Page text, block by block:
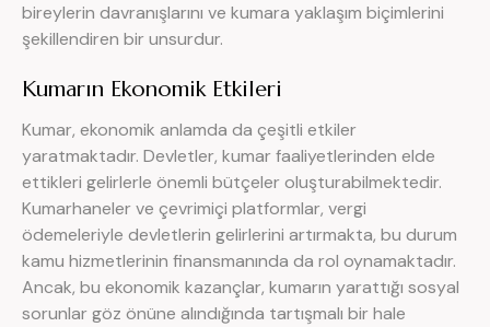
bireylerin davranışlarını ve kumara yaklaşım biçimlerini
şekillendiren bir unsurdur.
Kumarın Ekonomik Etkileri
Kumar, ekonomik anlamda da çeşitli etkiler
yaratmaktadır. Devletler, kumar faaliyetlerinden elde
ettikleri gelirlerle önemli bütçeler oluşturabilmektedir.
Kumarhaneler ve çevrimiçi platformlar, vergi
ödemeleriyle devletlerin gelirlerini artırmakta, bu durum
kamu hizmetlerinin finansmanında da rol oynamaktadır.
Ancak, bu ekonomik kazançlar, kumarın yarattığı sosyal
sorunlar göz önüne alındığında tartışmalı bir hale